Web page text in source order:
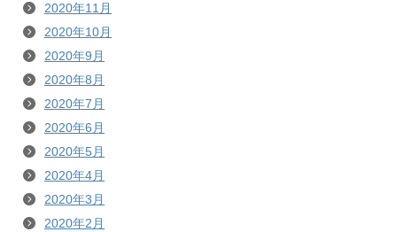
2020年11月
2020年10月
2020年9月
2020年8月
2020年7月
2020年6月
2020年5月
2020年4月
2020年3月
2020年2月